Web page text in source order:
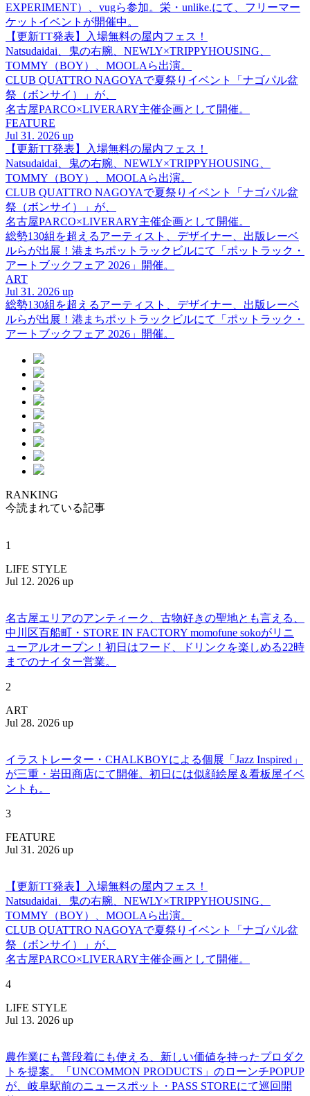
EXPERIMENT）、vugら参加。栄・unlike.にて、フリーマー
ケットイベントが開催中。
【更新TT発表】入場無料の屋内フェス！
Natsudaidai、鬼の右腕、NEWLY×TRIPPYHOUSING、
TOMMY（BOY）、MOOLAら出演。
CLUB QUATTRO NAGOYAで夏祭りイベント「ナゴパル盆
祭（ボンサイ）」が、
名古屋PARCO×LIVERARY主催企画として開催。
FEATURE
Jul 31. 2026 up
【更新TT発表】入場無料の屋内フェス！
Natsudaidai、鬼の右腕、NEWLY×TRIPPYHOUSING、
TOMMY（BOY）、MOOLAら出演。
CLUB QUATTRO NAGOYAで夏祭りイベント「ナゴパル盆
祭（ボンサイ）」が、
名古屋PARCO×LIVERARY主催企画として開催。
総勢130組を超えるアーティスト、デザイナー、出版レーベ
ルらが出展！港まちポットラックビルにて「ポットラック・
アートブックフェア 2026」開催。
ART
Jul 31. 2026 up
総勢130組を超えるアーティスト、デザイナー、出版レーベ
ルらが出展！港まちポットラックビルにて「ポットラック・
アートブックフェア 2026」開催。
RANKING
今読まれている記事
1
LIFE STYLE
Jul 12. 2026 up
名古屋エリアのアンティーク、古物好きの聖地とも言える、
中川区百船町・STORE IN FACTORY momofune sokoがリニ
ューアルオープン！初日はフード、ドリンクを楽しめる22時
までのナイター営業。
2
ART
Jul 28. 2026 up
イラストレーター・CHALKBOYによる個展「Jazz Inspired」
が三重・岩田商店にて開催。初日には似顔絵屋＆看板屋イベ
ントも。
3
FEATURE
Jul 31. 2026 up
【更新TT発表】入場無料の屋内フェス！
Natsudaidai、鬼の右腕、NEWLY×TRIPPYHOUSING、
TOMMY（BOY）、MOOLAら出演。
CLUB QUATTRO NAGOYAで夏祭りイベント「ナゴパル盆
祭（ボンサイ）」が、
名古屋PARCO×LIVERARY主催企画として開催。
4
LIFE STYLE
Jul 13. 2026 up
農作業にも普段着にも使える、新しい価値を持ったプロダク
トを提案。「UNCOMMON PRODUCTS」のローンチPOPUP
が、岐阜駅前のニュースポット・PASS STOREにて巡回開